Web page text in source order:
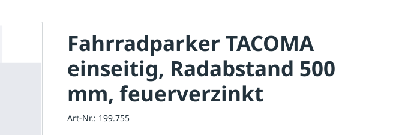
Fahrradparker TACOMA
einseitig, Radabstand 500
mm, feuerverzinkt
Art-Nr.: 199.755